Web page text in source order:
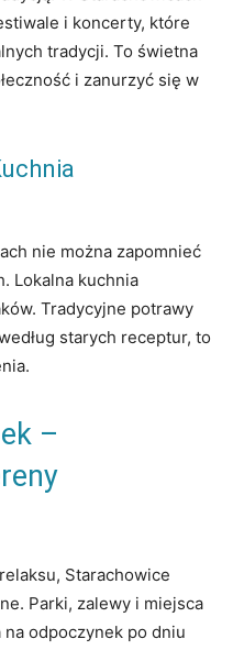
i koncerty, które
tradycji. To świetna
i zanurzyć się w
nie można zapomnieć
Lokalna kuchnia
Tradycyjne potrawy
starych receptur, to
–
Starachowice
Parki, zalewy i miejsca
odpoczynek po dniu